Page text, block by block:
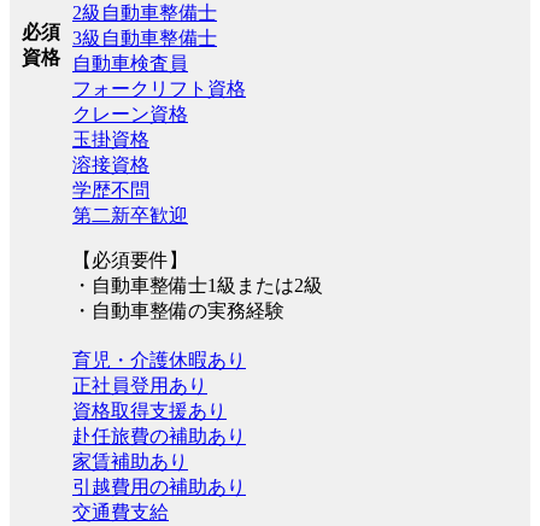
必須
資格
2級自動車整備士
3級自動車整備士
自動車検査員
フォークリフト資格
クレーン資格
玉掛資格
溶接資格
学歴不問
第二新卒歓迎
【必須要件】
・自動車整備士1級または2級
・自動車整備の実務経験
育児・介護休暇あり
正社員登用あり
資格取得支援あり
赴任旅費の補助あり
家賃補助あり
引越費用の補助あり
交通費支給